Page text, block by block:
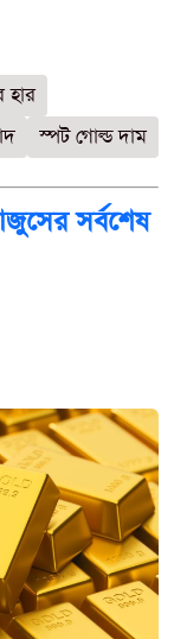
হার
স্পট গোল্ড দাম
সর্বশেষ